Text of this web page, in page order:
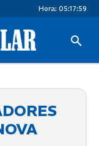
Hora: 05:18:00